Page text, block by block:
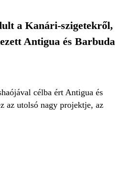
a Kanári-szigetekről,
Antigua és Barbuda
célba ért Antigua és
az utolsó nagy projektje, az